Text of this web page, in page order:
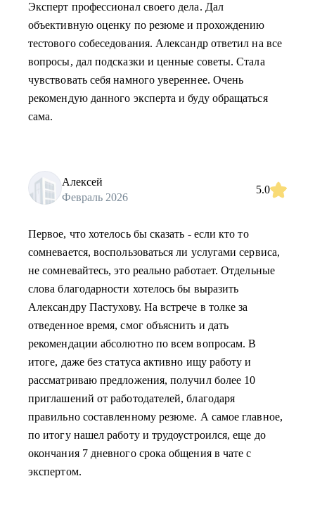
Эксперт профессионал своего дела. Дал
объективную оценку по резюме и прохождению
тестового собеседования. Александр ответил на все
вопросы, дал подсказки и ценные советы. Стала
чувствовать себя намного увереннее. Очень
рекомендую данного эксперта и буду обращаться
сама.
Алексей
Февраль 2026
5.0
Первое, что хотелось бы сказать - если кто то
сомневается, воспользоваться ли услугами сервиса,
не сомневайтесь, это реально работает. Отдельные
слова благодарности хотелось бы выразить
Александру Пастухову. На встрече в толке за
отведенное время, смог объяснить и дать
рекомендации абсолютно по всем вопросам. В
итоге, даже без статуса активно ищу работу и
рассматриваю предложения, получил более 10
приглашений от работодателей, благодаря
правильно составленному резюме. А самое главное,
по итогу нашел работу и трудоустроился, еще до
окончания 7 дневного срока общения в чате с
экспертом.